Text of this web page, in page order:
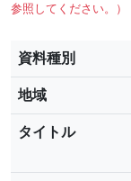
参照してください。）
資料種別
地域
タイトル